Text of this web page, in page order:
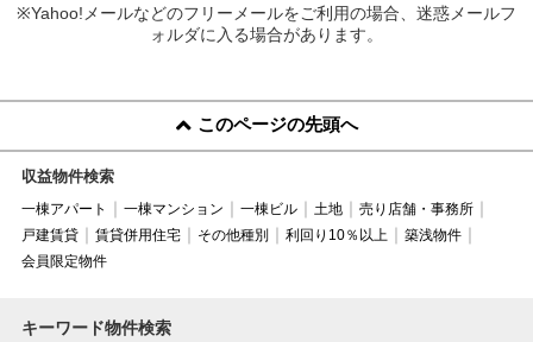
※Yahoo!メールなどのフリーメールをご利用の場合、迷惑メールフ
ォルダに入る場合があります。
このページの先頭へ
収益物件検索
一棟アパート 一棟マンション 一棟ビル 土地
売り店舗・事務所
戸建賃貸
賃貸併用住宅 その他種別 利回り10％以上
築浅物件
会員限定物件
キーワード物件検索